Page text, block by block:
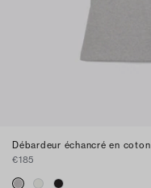
Débardeur échancré en coton
€185